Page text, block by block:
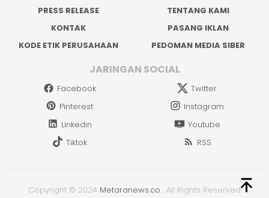
PRESS RELEASE
TENTANG KAMI
KONTAK
PASANG IKLAN
KODE ETIK PERUSAHAAN
PEDOMAN MEDIA SIBER
JARINGAN SOCIAL
Facebook
Twitter
Pinterest
Instagram
Linkedin
Youtube
Tiktok
RSS
Copyright © 2024 Metaranews.co . All Rights Reserved